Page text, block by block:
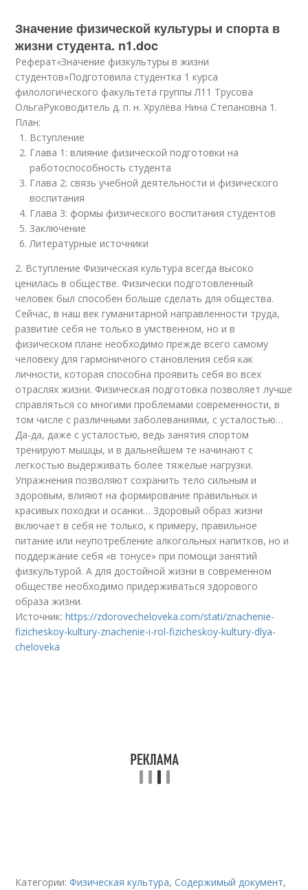
Значение физической культуры и спорта в
жизни студента. n1.doc
Реферат«Значение физкультуры в жизни
студентов»Подготовила студентка 1 курса
филологического факультета группы Л11 Трусова
ОльгаРуководитель д. п. н. Хрулёва Нина Степановна 1.
План:
Вступление
Глава 1: влияние физической подготовки на
работоспособность студента
Глава 2: связь учебной деятельности и физического
воспитания
Глава 3: формы физического воспитания студентов
Заключение
Литературные источники
2. Вступление Физическая культура всегда высоко
ценилась в обществе. Физически подготовленный
человек был способен больше сделать для общества.
Сейчас, в наш век гуманитарной направленности труда,
развитие себя не только в умственном, но и в
физическом плане необходимо прежде всего самому
человеку для гармоничного становления себя как
личности, которая способна проявить себя во всех
отраслях жизни. Физическая подготовка позволяет лучше
справляться со многими проблемами современности, в
том числе с различными заболеваниями, с усталостью…
Да-да, даже с усталостью, ведь занятия спортом
тренируют мышцы, и в дальнейшем те начинают с
легкостью выдерживать более тяжелые нагрузки.
Упражнения позволяют сохранить тело сильным и
здоровым, влияют на формирование правильных и
красивых походки и осанки… Здоровый образ жизни
включает в себя не только, к примеру, правильное
питание или неупотребление алкогольных напитков, но и
поддержание себя «в тонусе» при помощи занятий
физкультурой. А для достойной жизни в современном
обществе необходимо придерживаться здорового
образа жизни.
Источник:https://zdorovecheloveka.com/stati/znachenie-
fizicheskoy-kultury-znachenie-i-rol-fizicheskoy-kultury-dlya-
cheloveka
Категории:Физическая культура,Содержимый документ,